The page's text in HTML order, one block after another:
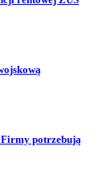
potrzebują